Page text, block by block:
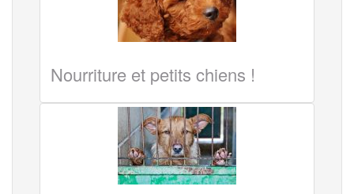
Nourriture et petits chiens !